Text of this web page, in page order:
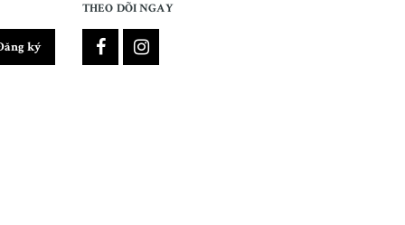
ký
THEO DÕI NGAY